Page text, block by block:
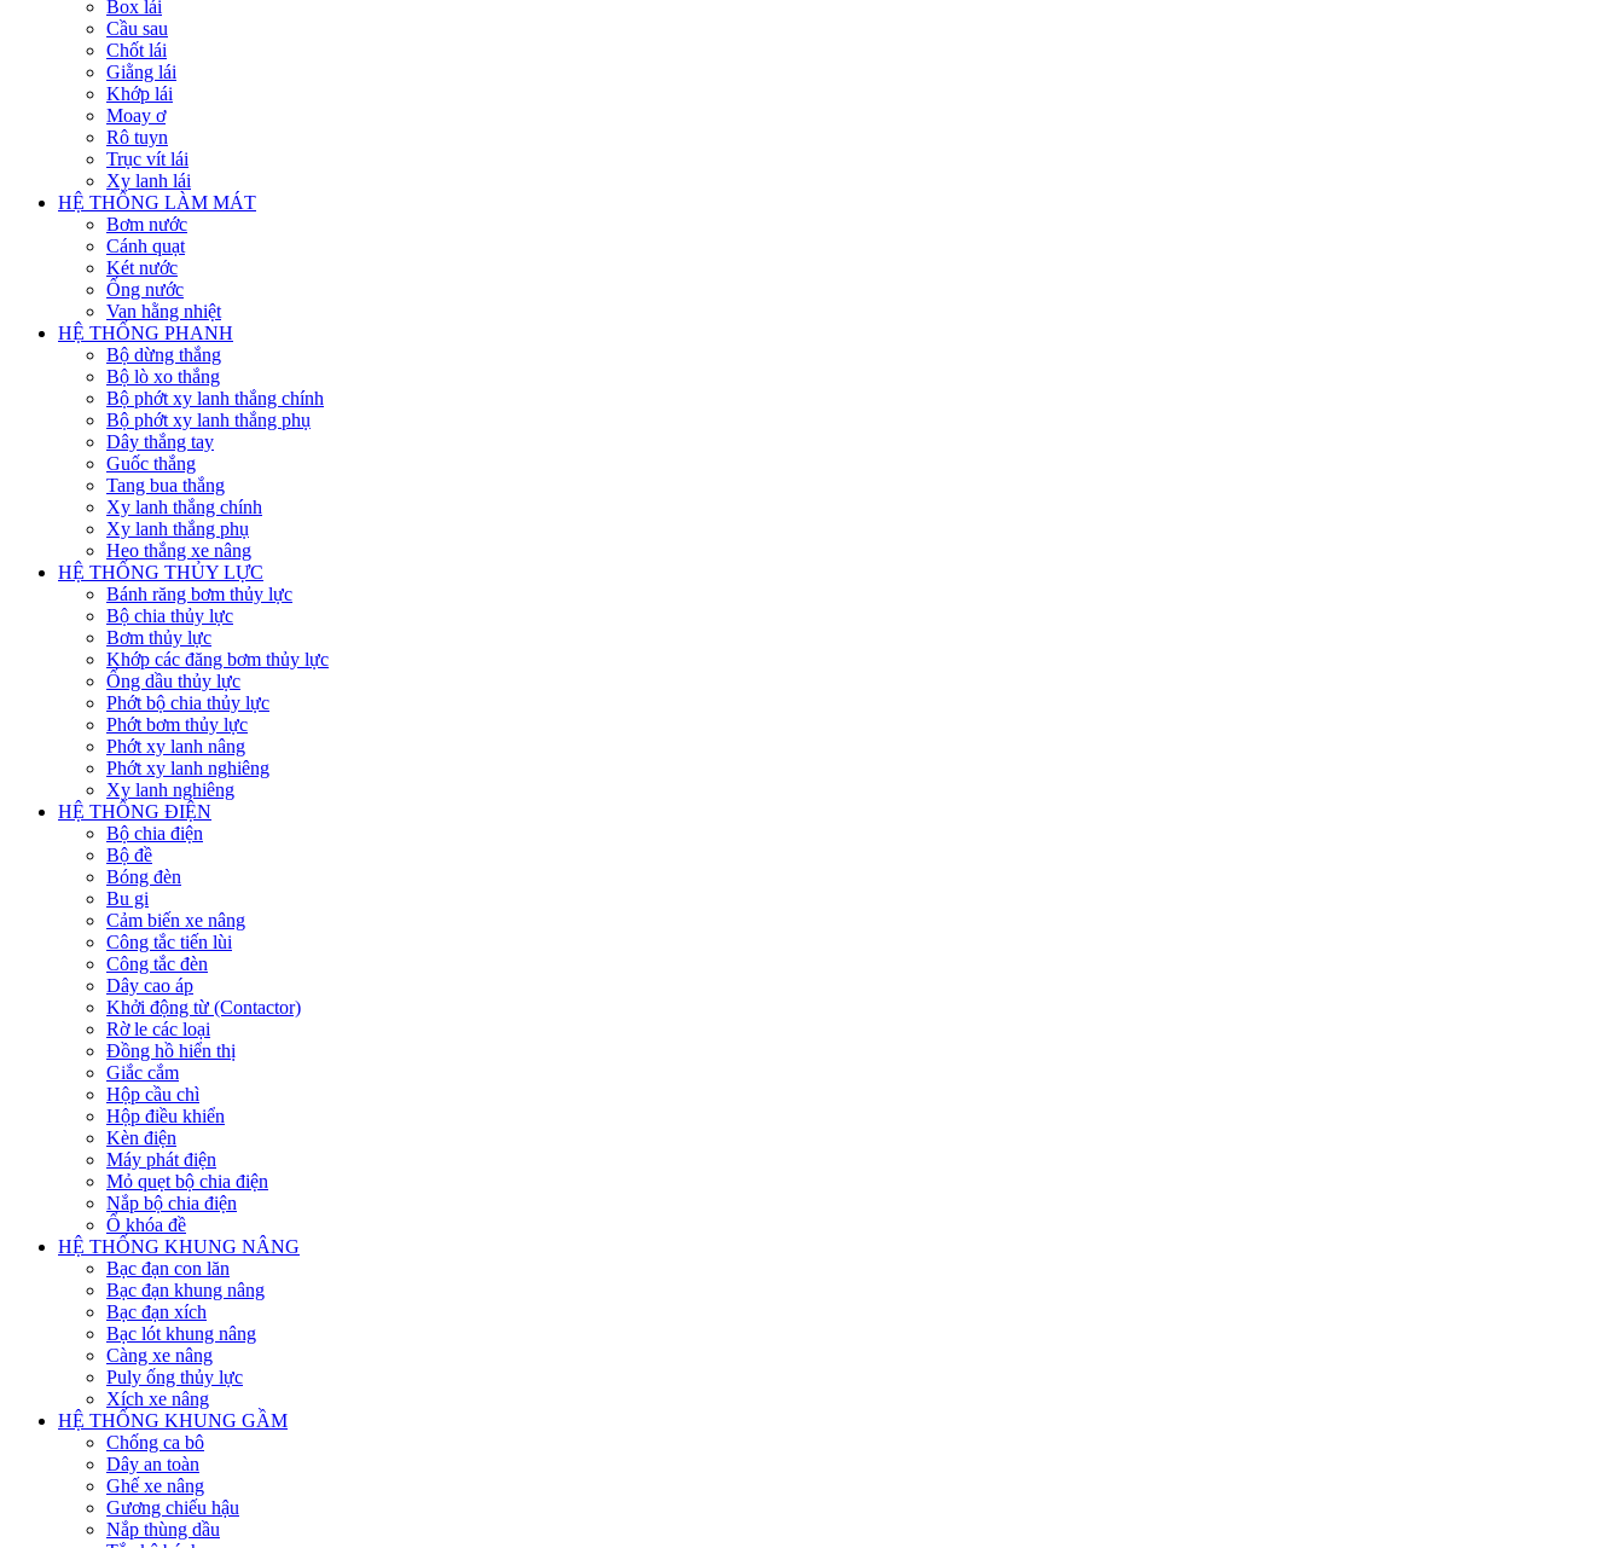
Box lái
Cầu sau
Chốt lái
Giằng lái
Khớp lái
Moay ơ
Rô tuyn
Trục vít lái
Xy lanh lái
HỆ THỐNG LÀM MÁT
Bơm nước
Cánh quạt
Két nước
Ống nước
Van hằng nhiệt
HỆ THỐNG PHANH
Bộ dừng thắng
Bộ lò xo thắng
Bộ phớt xy lanh thắng chính
Bộ phớt xy lanh thắng phụ
Dây thắng tay
Guốc thắng
Tang bua thắng
Xy lanh thắng chính
Xy lanh thắng phụ
Heo thắng xe nâng
HỆ THỐNG THỦY LỰC
Bánh răng bơm thủy lực
Bộ chia thủy lực
Bơm thủy lực
Khớp các đăng bơm thủy lực
Ống dầu thủy lực
Phớt bộ chia thủy lực
Phớt bơm thủy lực
Phớt xy lanh nâng
Phớt xy lanh nghiêng
Xy lanh nghiêng
HỆ THỐNG ĐIỆN
Bộ chia điện
Bộ đề
Bóng đèn
Bu gi
Cảm biến xe nâng
Công tắc tiến lùi
Công tắc đèn
Dây cao áp
Khởi động từ (Contactor)
Rờ le các loại
Đồng hồ hiển thị
Giắc cắm
Hộp cầu chì
Hộp điều khiển
Kèn điện
Máy phát điện
Mỏ quẹt bộ chia điện
Nắp bộ chia điện
Ổ khóa đề
HỆ THỐNG KHUNG NÂNG
Bạc đạn con lăn
Bạc đạn khung nâng
Bạc đạn xích
Bạc lót khung nâng
Càng xe nâng
Puly ống thủy lực
Xích xe nâng
HỆ THỐNG KHUNG GẦM
Chống ca bô
Dây an toàn
Ghế xe nâng
Gương chiếu hậu
Nắp thùng dầu